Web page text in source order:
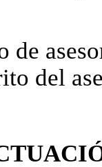
de
del